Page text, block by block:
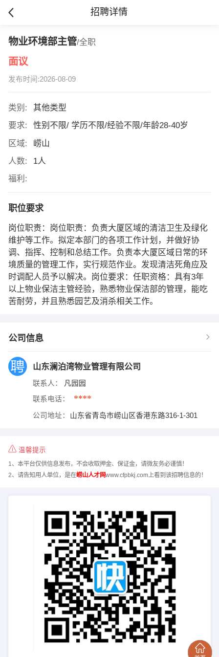
招聘详情
物业环境部主管/全职
面议
发布时间:2026-08-09
类别:
其他类型
要求:
性别不限/ 学历不限/经验不限/年龄28-40岁
区域:
崂山
人数:
1人
福利:
职位要求
岗位职责：岗位职责：负责大厦区域的清洁卫生及绿化
维护等工作。拟定本部门的各项工作计划，并做好协
调、指挥、控制和总结工作。负责本大厦区域日常的环
境质量的管理工作，实行规范作业。发现清洁死角应及
时调配人员予以解决。岗位要求：任职资格：具有3年
以上物业保洁主管经验，熟悉物业保洁部的管理，能吃
苦耐劳，并且熟悉园艺及消杀相关工作。
公司信息
山东澜泊湾物业管理有限公司
联系人： 凡园园
联系电话： ****
公司地址： 山东省青岛市崂山区香港东路316-1-301
温馨提示
1、本平台仅供信息发布，不会收取押金、保证金，请微友务必谨慎！
2、请告知用人单位，是在崂山人才网www.cfpbkj.com上看到该招聘信息的！